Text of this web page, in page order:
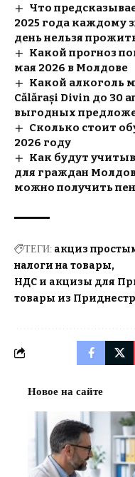
Что
2025 года каждому
день нельзя
Какой прогноз
мая 2026 в Молдове
Какой алкоголь
Călărași Divin до 30
выгодных
Сколько стоит
2026 году
Как будут
для граждан
можно получить
ТЕГИ: акциз
налоги на товары
НДС и акцизы для
товары из
Новое на сайте